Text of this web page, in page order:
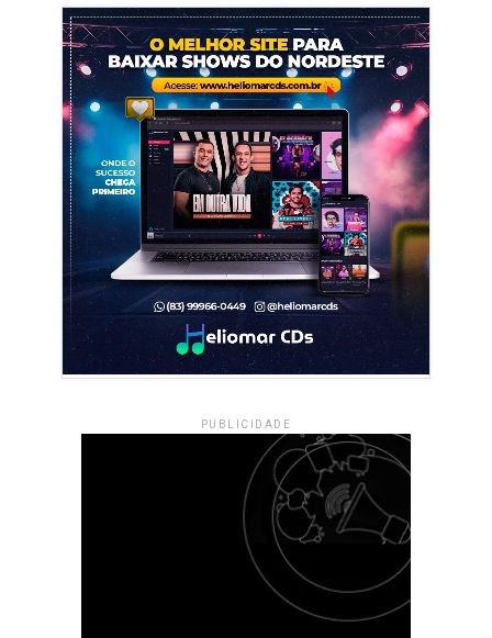
PUBLICIDADE